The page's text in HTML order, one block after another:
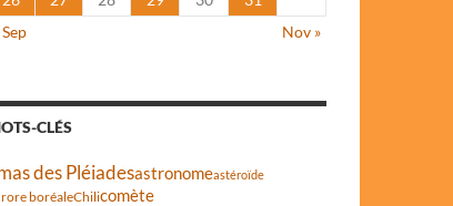
Sep
Nov »
CLÉS
des Pléiadesastronomeastéroïde
boréaleChilicomète